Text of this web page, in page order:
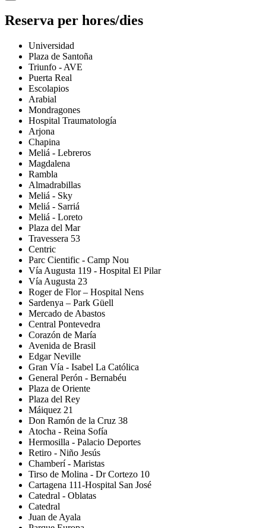
Reserva per hores/dies
Universidad
Plaza de Santoña
Triunfo - AVE
Puerta Real
Escolapios
Arabial
Mondragones
Hospital Traumatología
Arjona
Chapina
Meliá - Lebreros
Magdalena
Rambla
Almadrabillas
Meliá - Sky
Meliá - Sarriá
Meliá - Loreto
Plaza del Mar
Travessera 53
Centric
Parc Cientific - Camp Nou
Vía Augusta 119 - Hospital El Pilar
Vía Augusta 23
Roger de Flor – Hospital Nens
Sardenya – Park Güell
Mercado de Abastos
Central Pontevedra
Corazón de María
Avenida de Brasil
Edgar Neville
Gran Vía - Isabel La Católica
General Perón - Bernabéu
Plaza de Oriente
Plaza del Rey
Máiquez 21
Don Ramón de la Cruz 38
Atocha - Reina Sofía
Hermosilla - Palacio Deportes
Retiro - Niño Jesús
Chamberí - Maristas
Tirso de Molina - Dr Cortezo 10
Cartagena 111-Hospital San José
Catedral - Oblatas
Catedral
Juan de Ayala